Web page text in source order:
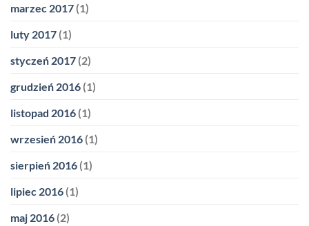
marzec 2017 (1)
luty 2017 (1)
styczeń 2017 (2)
grudzień 2016 (1)
listopad 2016 (1)
wrzesień 2016 (1)
sierpień 2016 (1)
lipiec 2016 (1)
maj 2016 (2)